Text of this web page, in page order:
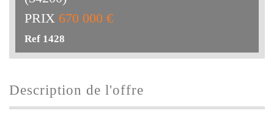
PRIX 670 000 €
Ref 1428
description de l'offre